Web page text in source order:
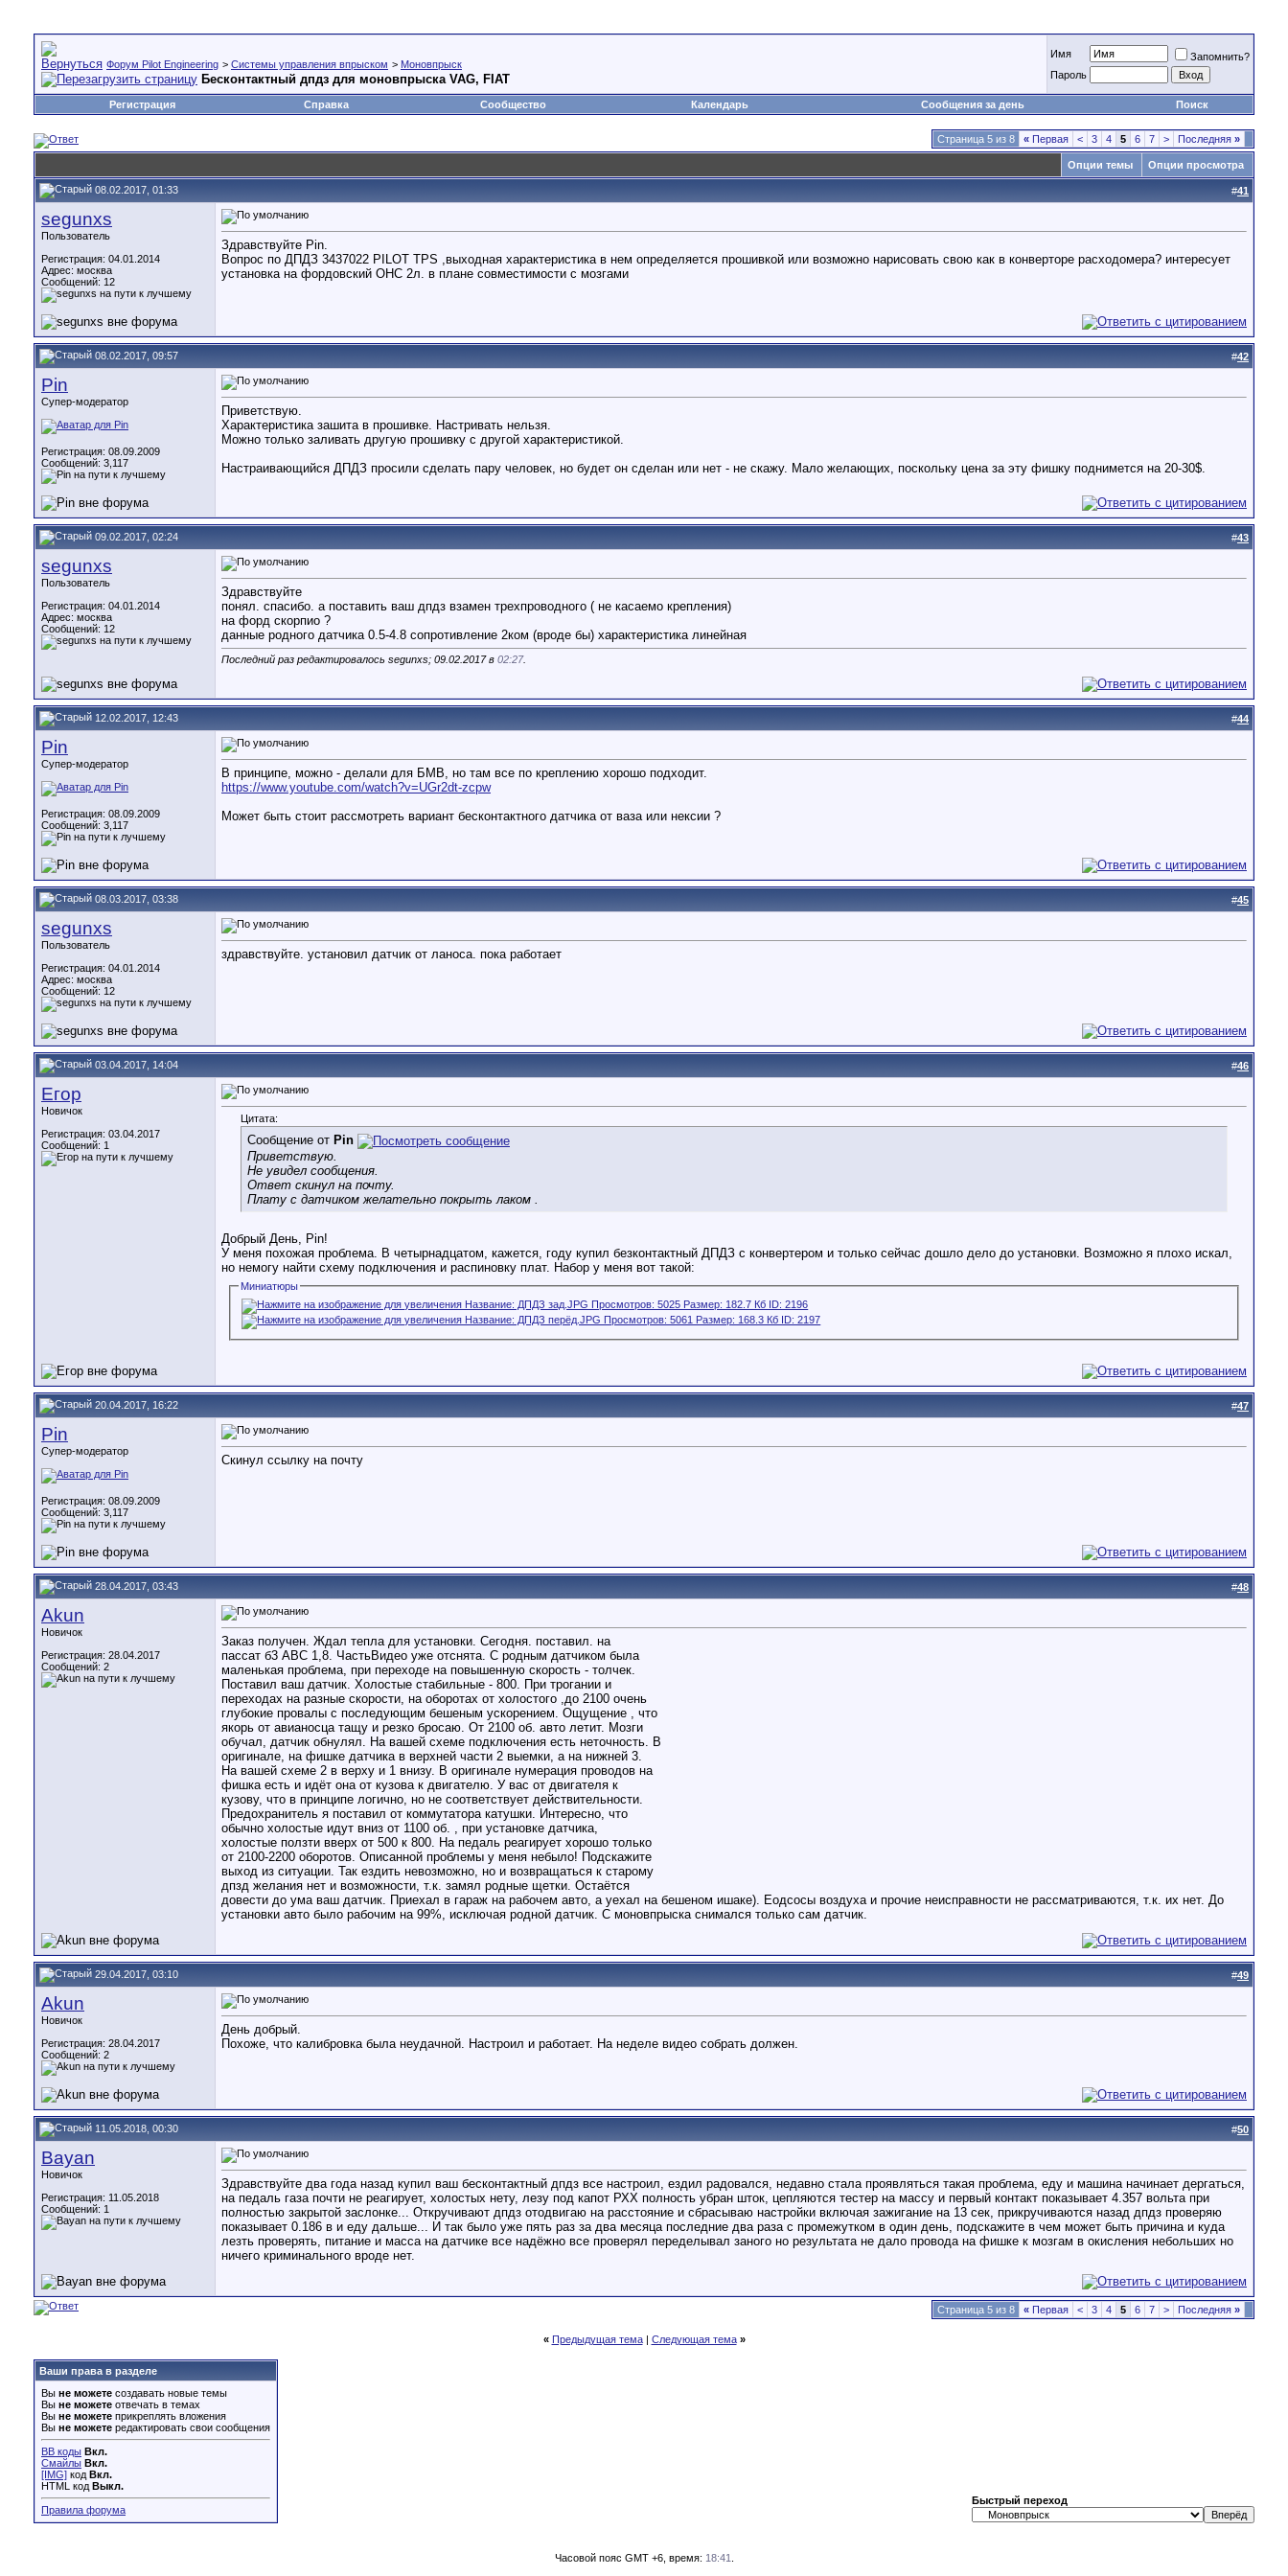
Форум Pilot Engineering > Cистемы управления впрыском > Моновпрыск
Бесконтактный дпдз для моновпрыска VAG, FIAT
Имя
Запомнить?
Пароль
Регистрация Справка Сообщество Календарь Сообщения за день Поиск
Страница 5 из 8 « Первая < 3 4 5 6 7 > Последняя »
Опции темы Опции просмотра
08.02.2017, 01:33 #41
segunxs
Пользователь
Регистрация: 04.01.2014
Адрес: москва
Сообщений: 12
Здравствуйте Pin.
Вопрос по ДПДЗ 3437022 PILOT TPS ,выходная характеристика в нем определяется прошивкой или возможно нарисовать свою как в конверторе расходомера? интересует
установка на фордовский ОНС 2л. в плане совместимости с мозгами
08.02.2017, 09:57 #42
Pin
Супер-модератор
Регистрация: 08.09.2009
Сообщений: 3,117
Приветствую.
Характеристика зашита в прошивке. Настривать нельзя.
Можно только заливать другую прошивку с другой характеристикой.
Настраивающийся ДПДЗ просили сделать пару человек, но будет он сделан или нет - не скажу. Мало желающих, поскольку цена за эту фишку поднимется на 20-30$.
09.02.2017, 02:24 #43
segunxs
Пользователь
Регистрация: 04.01.2014
Адрес: москва
Сообщений: 12
Здравствуйте
понял. спасибо. а поставить ваш дпдз взамен трехпроводного ( не касаемо крепления)
на форд скорпио ?
данные родного датчика 0.5-4.8 сопротивление 2ком (вроде бы) характеристика линейная
Последний раз редактировалось segunxs; 09.02.2017 в 02:27.
12.02.2017, 12:43 #44
Pin
Супер-модератор
Регистрация: 08.09.2009
Сообщений: 3,117
В принципе, можно - делали для БМВ, но там все по креплению хорошо подходит.
https://www.youtube.com/watch?v=UGr2dt-zcpw
Может быть стоит рассмотреть вариант бесконтактного датчика от ваза или нексии ?
08.03.2017, 03:38 #45
segunxs
Пользователь
Регистрация: 04.01.2014
Адрес: москва
Сообщений: 12
здравствуйте. установил датчик от ланоса. пока работает
03.04.2017, 14:04 #46
Егор
Новичок
Регистрация: 03.04.2017
Сообщений: 1
Цитата:
Сообщение от Pin
Приветствую.
Не увидел сообщения.
Ответ скинул на почту.
Плату с датчиком желательно покрыть лаком .
Добрый День, Pin!
У меня похожая проблема. В четырнадцатом, кажется, году купил безконтактный ДПДЗ с конвертером и только сейчас дошло дело до установки. Возможно я плохо искал,
но немогу найти схему подключения и распиновку плат. Набор у меня вот такой:
Миниатюры
20.04.2017, 16:22 #47
Pin
Супер-модератор
Регистрация: 08.09.2009
Сообщений: 3,117
Скинул ссылку на почту
28.04.2017, 03:43 #48
Akun
Новичок
Регистрация: 28.04.2017
Сообщений: 2
Заказ получен. Ждал тепла для установки. Сегодня. поставил. на
пассат б3 АВС 1,8. ЧастьВидео уже отснята. С родным датчиком была
маленькая проблема, при переходе на повышенную скорость - толчек.
Поставил ваш датчик. Холостые стабильные - 800. При трогании и
переходах на разные скорости, на оборотах от холостого ,до 2100 очень
глубокие провалы с последующим бешеным ускорением. Ощущение , что
якорь от авианосца тащу и резко бросаю. От 2100 об. авто летит. Мозги
обучал, датчик обнулял. На вашей схеме подключения есть неточность. В
оригинале, на фишке датчика в верхней части 2 выемки, а на нижней 3.
На вашей схеме 2 в верху и 1 внизу. В оригинале нумерация проводов на
фишка есть и идёт она от кузова к двигателю. У вас от двигателя к
кузову, что в принципе логично, но не соответствует действительности.
Предохранитель я поставил от коммутатора катушки. Интересно, что
обычно холостые идут вниз от 1100 об. , при установке датчика,
холостые ползти вверх от 500 к 800. На педаль реагирует хорошо только
от 2100-2200 оборотов. Описанной проблемы у меня небыло! Подскажите
выход из ситуации. Так ездить невозможно, но и возвращаться к старому
дпзд желания нет и возможности, т.к. замял родные щетки. Остаётся
довести до ума ваш датчик. Приехал в гараж на рабочем авто, а уехал на бешеном ишаке). Еодсосы воздуха и прочие неисправности не рассматриваются, т.к. их нет. До
установки авто было рабочим на 99%, исключая родной датчик. С моновпрыска снимался только сам датчик.
29.04.2017, 03:10 #49
Akun
Новичок
Регистрация: 28.04.2017
Сообщений: 2
День добрый.
Похоже, что калибровка была неудачной. Настроил и работает. На неделе видео собрать должен.
11.05.2018, 00:30 #50
Bayan
Новичок
Регистрация: 11.05.2018
Сообщений: 1
Здравствуйте два года назад купил ваш бесконтактный дпдз все настроил, ездил радовался, недавно стала проявляться такая проблема, еду и машина начинает дергаться,
на педаль газа почти не реагирует, холостых нету, лезу под капот РХХ полность убран шток, цепляются тестер на массу и первый контакт показывает 4.357 вольта при
полностью закрытой заслонке... Откручивают дпдз отодвигаю на расстояние и сбрасываю настройки включая зажигание на 13 сек, прикручиваются назад дпдз проверяю
показывает 0.186 в и еду дальше... И так было уже пять раз за два месяца последние два раза с промежутком в один день, подскажите в чем может быть причина и куда
лезть проверять, питание и масса на датчике все надёжно все проверял переделывал заного но результата не дало провода на фишке к мозгам в окисления небольших но
ничего криминального вроде нет.
Страница 5 из 8 « Первая < 3 4 5 6 7 > Последняя »
« Предыдущая тема| Следующая тема »
Ваши права в разделе
Вы не можете создавать новые темы
Вы не можете отвечать в темах
Вы не можете прикреплять вложения
Вы не можете редактировать свои сообщения
BB коды Вкл.
Смайлы Вкл.
[IMG] код Вкл.
HTML код Выкл.
Правила форума
Быстрый переход
Часовой пояс GMT +6, время: 18:41